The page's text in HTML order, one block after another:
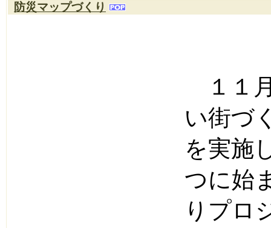
防災マップづくり
１１
い街づ
を実施
つに始
りプロ